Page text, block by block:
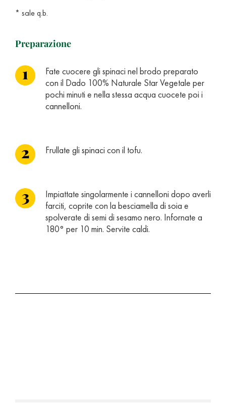
* sale q.b.
Preparazione
Fate cuocere gli spinaci nel brodo preparato
con il Dado 100% Naturale Star Vegetale per
pochi minuti e nella stessa acqua cuocete poi i
cannelloni.
Frullate gli spinaci con il tofu.
Impiattate singolarmente i cannelloni dopo averli
farciti, coprite con la besciamella di soia e
spolverate di semi di sesamo nero. Infornate a
180° per 10 min. Servite caldi.